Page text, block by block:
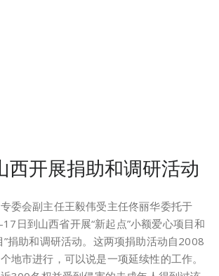
西开展捐助和调研活动
会副主任王毅伟受主任佟丽华委托于
日到山西省开展“新起点”小额爱心项目和
”捐助和调研活动。这两项捐助活动自2008
地市进行，可以说是一项延续性的工作。